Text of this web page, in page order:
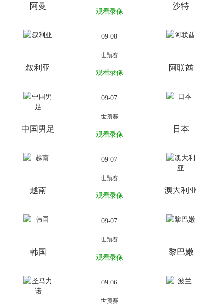
阿曼
观看录像
沙特
叙利亚
09-08
世预赛
观看录像
阿联酋
中国男足
09-07
世预赛
观看录像
日本
越南
09-07
世预赛
观看录像
澳大利亚
韩国
09-07
世预赛
观看录像
黎巴嫩
09-06
世预赛